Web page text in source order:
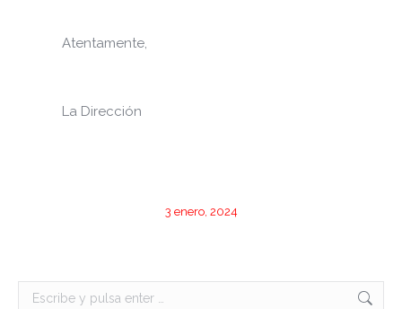
Atentamente,
La Dirección
3 enero, 2024
Buscar: